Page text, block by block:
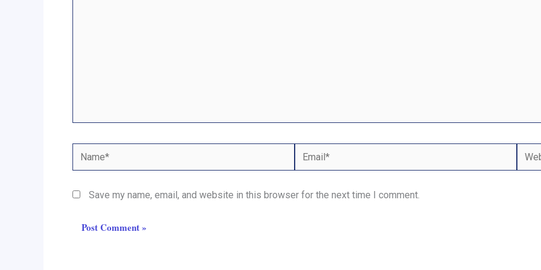
Name* Email*
Save my name, email, and website in this browser for the next time I comment.